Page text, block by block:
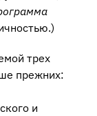
трех
прежних:
и